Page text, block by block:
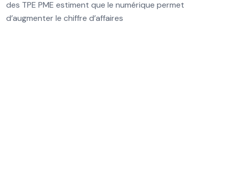
des TPE PME estiment que le numérique permet
d’augmenter le chiffre d’affaires